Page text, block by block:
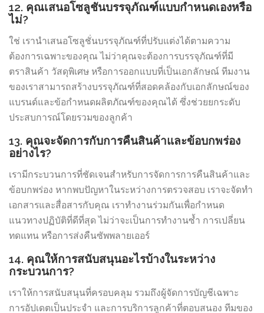
12. คุณเสนอโซลูชันบรรจุภัณฑ์แบบกำหนดเองหรือ
ไม่?
ใช่ เรานำเสนอโซลูชั่นบรรจุภัณฑ์ที่ปรับแต่งได้ตามความ
ต้องการเฉพาะของคุณ ไม่ว่าคุณจะต้องการบรรจุภัณฑ์ที่มี
ตราสินค้า วัสดุพิเศษ หรือการออกแบบที่เป็นเอกลักษณ์ ทีมงาน
ของเราสามารถสร้างบรรจุภัณฑ์ที่สอดคล้องกับเอกลักษณ์ของ
แบรนด์และข้อกำหนดผลิตภัณฑ์ของคุณได้ ซึ่งช่วยยกระดับ
ประสบการณ์โดยรวมของลูกค้า
13. คุณจะจัดการกับการคืนสินค้าและข้อบกพร่อง
อย่างไร?
เรามีกระบวนการที่ชัดเจนสำหรับการจัดการการคืนสินค้าและ
ข้อบกพร่อง หากพบปัญหาในระหว่างการตรวจสอบ เราจะจัดทำ
เอกสารและสื่อสารกับคุณ เราทำงานร่วมกันเพื่อกำหนด
แนวทางปฏิบัติที่ดีที่สุด ไม่ว่าจะเป็นการทำงานซ้ำ การเปลี่ยน
ทดแทน หรือการส่งคืนซัพพลายเออร์
14. คุณให้การสนับสนุนอะไรบ้างในระหว่าง
กระบวนการ?
เราให้การสนับสนุนที่ครอบคลุม รวมถึงผู้จัดการบัญชีเฉพาะ
การอัปเดตเป็นประจำ และการบริการลูกค้าที่ตอบสนอง ทีมของ